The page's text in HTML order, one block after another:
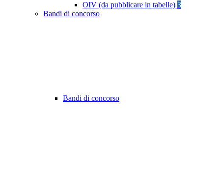
OIV (da pubblicare in tabelle) 3
Bandi di concorso
Bandi di concorso